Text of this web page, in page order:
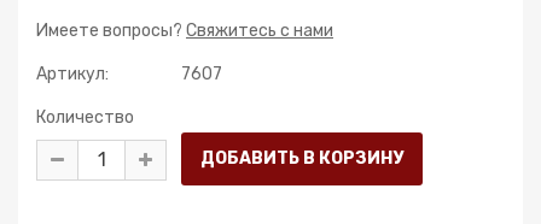
Имеете вопросы? Свяжитесь с нами
Артикул: 7607
Количество